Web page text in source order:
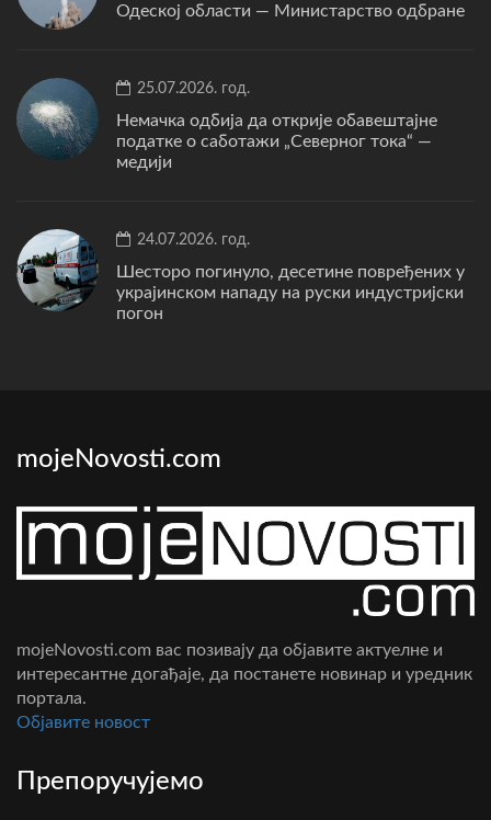
Одеској области — Министарство одбране
25.07.2026. год.
Немачка одбија да открије обавештајне
податке о саботажи „Северног тока“ —
медији
24.07.2026. год.
Шесторо погинуло, десетине повређених у
украјинском нападу на руски индустријски
погон
mojeNovosti.com
mojeNovosti.com вас позивају да објавите актуелне и
интересантне догађаје, да постанете новинар и уредник
портала.
Oбјавите новост
Препоручујемо